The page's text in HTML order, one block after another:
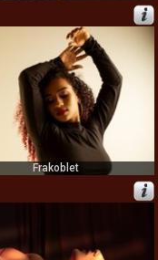
Frakoblet